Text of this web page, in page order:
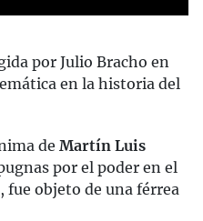
por Julio Bracho en
en la historia del
de Martín Luis
por el poder en el
, fue objeto de una férrea